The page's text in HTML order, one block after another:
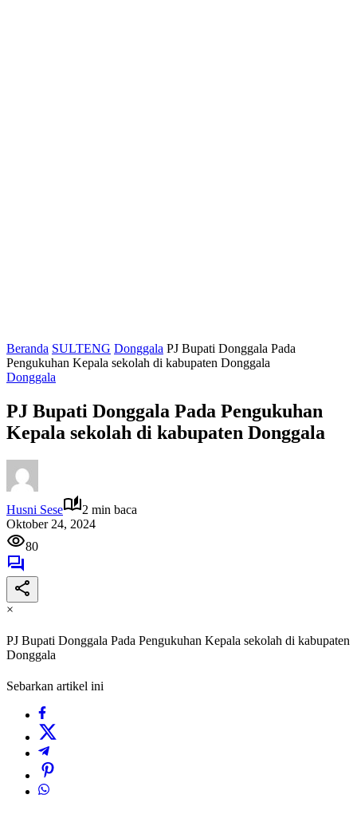
Beranda SULTENG Donggala PJ Bupati Donggala Pada
Pengukuhan Kepala sekolah di kabupaten Donggala
Donggala
PJ Bupati Donggala Pada Pengukuhan
Kepala sekolah di kabupaten Donggala
Husni Sese
2 min baca
Oktober 24, 2024
80
×
PJ Bupati Donggala Pada Pengukuhan Kepala sekolah di kabupaten
Donggala
Sebarkan artikel ini